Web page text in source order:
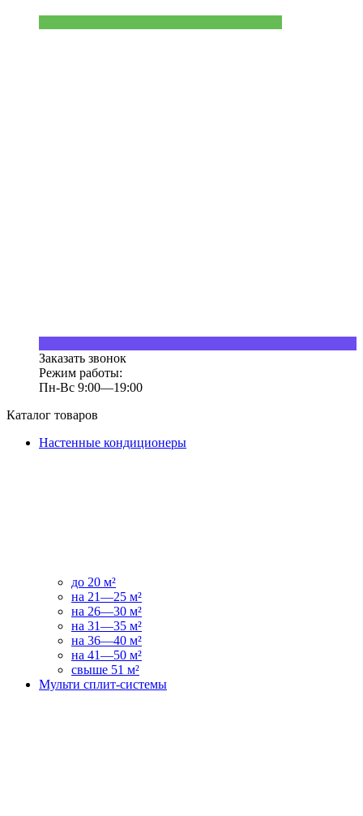
Заказать звонок
Режим работы:
Пн-Вс 9:00—19:00
Каталог товаров
Настенные кондиционеры
до 20 м²
на 21—25 м²
на 26—30 м²
на 31—35 м²
на 36—40 м²
на 41—50 м²
свыше 51 м²
Мульти сплит-системы